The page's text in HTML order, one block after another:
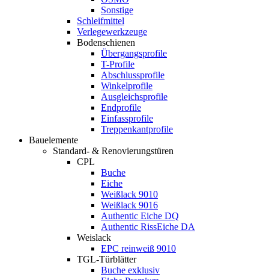
Sonstige
Schleifmittel
Verlegewerkzeuge
Bodenschienen
Übergangsprofile
T-Profile
Abschlussprofile
Winkelprofile
Ausgleichsprofile
Endprofile
Einfassprofile
Treppenkantprofile
Bauelemente
Standard- & Renovierungstüren
CPL
Buche
Eiche
Weißlack 9010
Weißlack 9016
Authentic Eiche DQ
Authentic RissEiche DA
Weislack
EPC reinweiß 9010
TGL-Türblätter
Buche exklusiv